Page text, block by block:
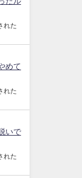
れた
めて
れた
いで
れた